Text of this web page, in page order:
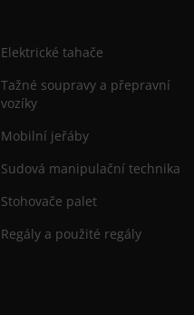
Elektrické tahače
Tažné soupravy a přepravní
vozíky
Mobilní jeřáby
Sudová manipulační technika
Stohovače palet
Regály a použité regály